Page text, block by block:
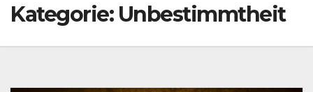
Kategorie: Unbestimmtheit